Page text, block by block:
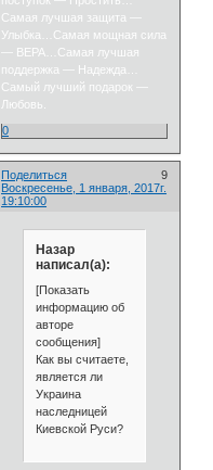
Самая лучшая защита —
Улыбка…Самая мощная сила
— ВЕРА…Самая лучшая
поддержка — Надежда…
Самый лучший подарок —
Любовь.
0
Поделиться
9
Воскресенье, 1 января, 2017г.
19:10:00
Назар
написал(а):
[Показать
информацию об
авторе
сообщения]
Как вы считаете,
является ли
Украина
наследницей
Киевской Руси?